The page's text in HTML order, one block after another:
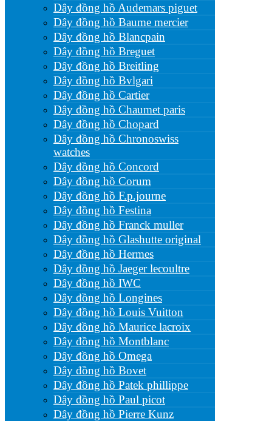
Dây đồng hồ Audemars piguet
Dây đồng hồ Baume mercier
Dây đồng hồ Blancpain
Dây đồng hồ Breguet
Dây đồng hồ Breitling
Dây đồng hồ Bvlgari
Dây đồng hồ Cartier
Dây đồng hồ Chaumet paris
Dây đồng hồ Chopard
Dây đồng hồ Chronoswiss
watches
Dây đồng hồ Concord
Dây đồng hồ Corum
Dây đồng hồ F.p.journe
Dây đồng hồ Festina
Dây đồng hồ Franck muller
Dây đồng hồ Glashutte original
Dây đồng hồ Hermes
Dây đồng hồ Jaeger lecoultre
Dây đồng hồ IWC
Dây đồng hồ Longines
Dây đồng hồ Louis Vuitton
Dây đồng hồ Maurice lacroix
Dây đồng hồ Montblanc
Dây đồng hồ Omega
Dây đồng hồ Bovet
Dây đồng hồ Patek phillippe
Dây đồng hồ Paul picot
Dây đồng hồ Pierre Kunz